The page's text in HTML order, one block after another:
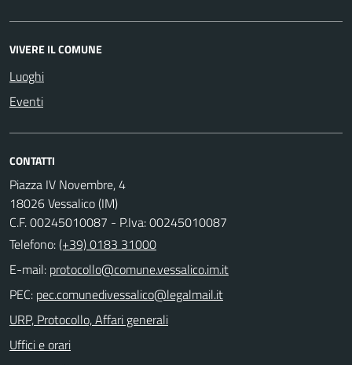
VIVERE IL COMUNE
Luoghi
Eventi
CONTATTI
Piazza IV Novembre, 4
18026 Vessalico (IM)
C.F. 00245010087 - P.Iva: 00245010087
Telefono:(+39) 0183 31000
E-mail:
PEC:
URP, Protocollo, Affari generali
Uffici e orari